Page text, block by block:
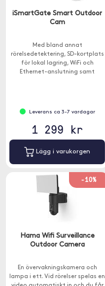
iSmartGate Smart Outdoor
Cam
Med bland annat
rörelsedetektering, SD-kortplats
för lokal lagring, WiFi och
Ethernet-anslutning samt
Leverans ca 3-7 vardagar
1 299 kr
Lägg i varukorgen
-10%
Hama Wifi Surveillance
Outdoor Camera
En övervakningskamera och
lampa i ett. Vid rörelser spelas en